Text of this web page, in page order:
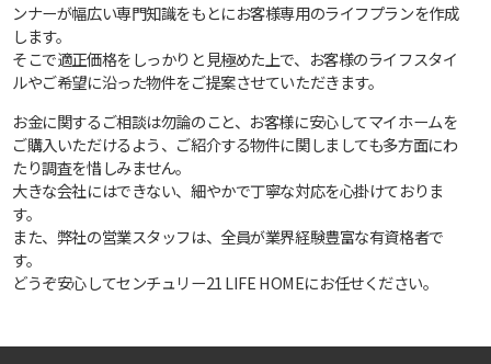
ンナーが幅広い専門知識をもとにお客様専用のライフプランを作成
します。
そこで適正価格をしっかりと見極めた上で、お客様のライフスタイ
ルやご希望に沿った物件をご提案させていただきます。
お金に関するご相談は勿論のこと、お客様に安心してマイホームを
ご購入いただけるよう、ご紹介する物件に関しましても多方面にわ
たり調査を惜しみません。
大きな会社にはできない、細やかで丁寧な対応を心掛けておりま
す。
また、弊社の営業スタッフは、全員が業界経験豊富な有資格者で
す。
どうぞ安心してセンチュリー21 LIFE HOMEにお任せください。